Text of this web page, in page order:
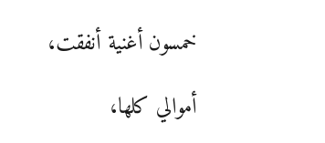
خمسون أغنية أنفقت،
أموالي كلها،